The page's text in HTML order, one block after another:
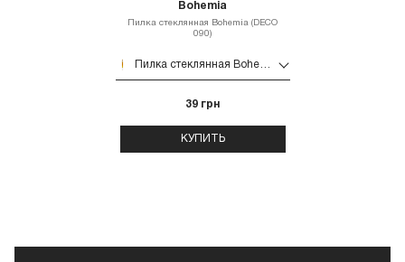
Bohemia
Пилка стеклянная Bohemia (DECO
090)
Пилка стеклянная Bohemia (DECO 090)
39 грн
КУПИТЬ